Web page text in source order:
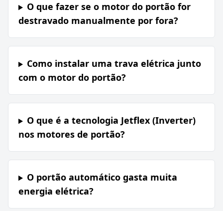
O que fazer se o motor do portão for
destravado manualmente por fora?
Como instalar uma trava elétrica junto
com o motor do portão?
O que é a tecnologia Jetflex (Inverter)
nos motores de portão?
O portão automático gasta muita
energia elétrica?